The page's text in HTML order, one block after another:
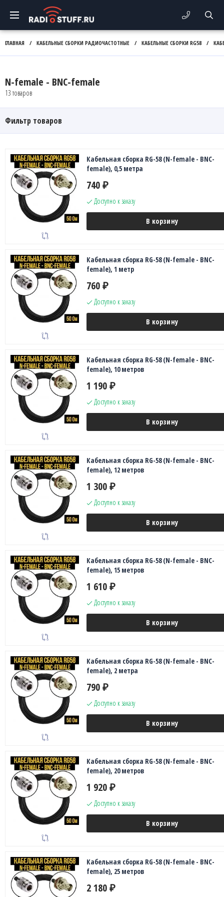
ГЛАВНАЯ / КАБЕЛЬНЫЕ СБОРКИ РАДИОЧАСТОТНЫЕ / КАБЕЛЬНЫЕ СБОРКИ RG58 /
N-female - BNC-female
13 товаров
Фильтр товаров
Кабельная сборка RG-58 (N-female - BNC-
female), 0,5 метра
740 ₽
Доступно к заказу
В корзину
Кабельная сборка RG-58 (N-female - BNC-
female), 1 метр
760 ₽
Доступно к заказу
В корзину
Кабельная сборка RG-58 (N-female - BNC-
female), 10 метров
1 190 ₽
Доступно к заказу
В корзину
Кабельная сборка RG-58 (N-female - BNC-
female), 12 метров
1 300 ₽
Доступно к заказу
В корзину
Кабельная сборка RG-58 (N-female - BNC-
female), 15 метров
1 610 ₽
Доступно к заказу
В корзину
Кабельная сборка RG-58 (N-female - BNC-
female), 2 метра
790 ₽
Доступно к заказу
В корзину
Кабельная сборка RG-58 (N-female - BNC-
female), 20 метров
1 920 ₽
Доступно к заказу
В корзину
Кабельная сборка RG-58 (N-female - BNC-
female), 25 метров
2 180 ₽